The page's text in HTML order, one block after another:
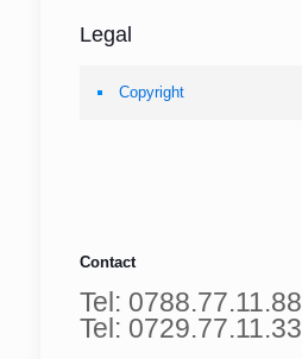
Legal
Copyright
Contact
Tel: 0788.77.11.88
Tel: 0729.77.11.33